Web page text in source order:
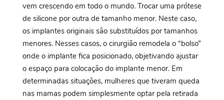
vem crescendo em todo o mundo. Trocar uma prótese
de silicone por outra de tamanho menor. Neste caso,
os implantes originais são substituídos por tamanhos
menores. Nesses casos, o cirurgião remodela o “bolso”
onde o implante fica posicionado, objetivando ajustar
o espaço para colocação do implante menor. Em
determinadas situações, mulheres que tiveram queda
nas mamas podem simplesmente optar pela retirada